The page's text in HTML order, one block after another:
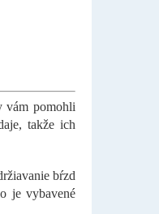
vám pomohli
takže ich
bŕzd
je vybavené